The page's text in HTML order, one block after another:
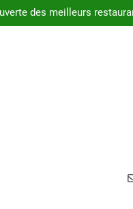
des meilleurs
le porte-menu idéal